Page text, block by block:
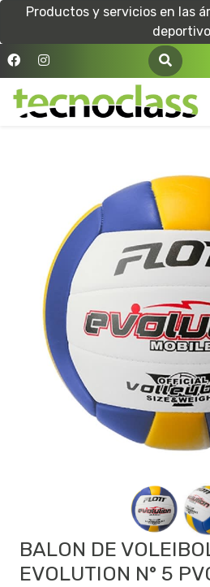
Productos y servicios en las
deportivo
BALON DE
EVOLUTION N° 5